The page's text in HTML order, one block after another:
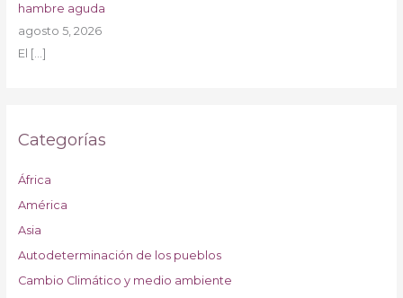
hambre aguda
agosto 5, 2026
El […]
Categorías
África
América
Asia
Autodeterminación de los pueblos
Cambio Climático y medio ambiente